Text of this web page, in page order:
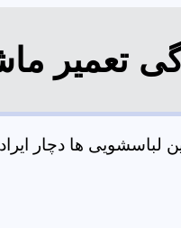
تعمیر
لباسشویی ها دچار